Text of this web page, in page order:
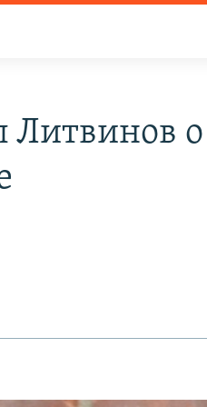
Литвинов о